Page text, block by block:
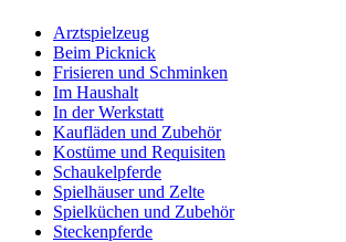
Arztspielzeug
Beim Picknick
Frisieren und Schminken
Im Haushalt
In der Werkstatt
Kaufläden und Zubehör
Kostüme und Requisiten
Schaukelpferde
Spielhäuser und Zelte
Spielküchen und Zubehör
Steckenpferde